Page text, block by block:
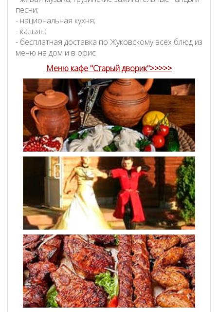
песни;
- национальная кухня;
- кальян;
- бесплатная доставка по Жуковскому всех блюд из
меню на дом и в офис
Меню кафе "Старый дворик">>>>>